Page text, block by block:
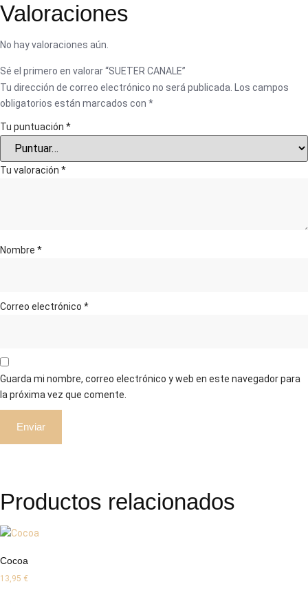
Valoraciones
No hay valoraciones aún.
Sé el primero en valorar “SUETER CANALE”
Tu dirección de correo electrónico no será publicada. Los campos
obligatorios están marcados con *
Tu puntuación *
Tu valoración *
Nombre *
Correo electrónico *
Guarda mi nombre, correo electrónico y web en este navegador para
la próxima vez que comente.
Productos relacionados
Cocoa
13,95 €